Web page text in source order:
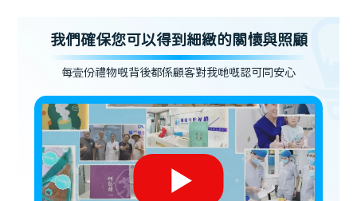
我們確保您可以得到細緻的關懷與照顧
每壹份禮物嘅背後都係顧客對我哋嘅認可同安心